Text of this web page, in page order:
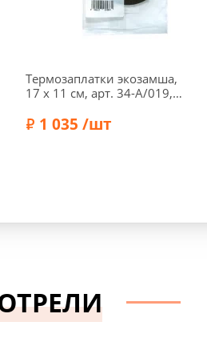
Термозаплатки экозамша,
17 х 11 см, арт. 34-А/019,
1 035 /шт